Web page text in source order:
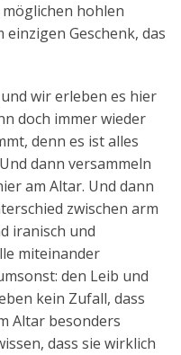
hohlen
Geschenk, das
wir erleben es hier
doch immer wieder
denn es ist alles
dann versammeln
am Altar. Und dann
zwischen arm
iranisch und
miteinander
den Leib und
kein Zufall, dass
Altar besonders
dass sie wirklich